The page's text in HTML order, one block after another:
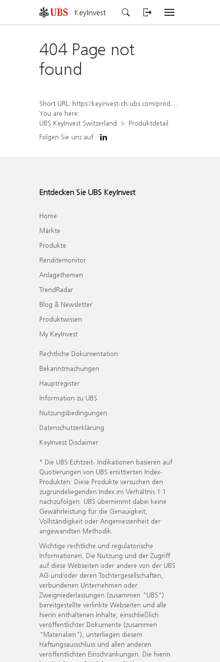
KeyInvest
404 Page not
found
Short URL: https://keyinvest-ch.ubs.com/produkt/detail/index/isin/CH1564666936
You are here:
UBS KeyInvest Switzerland
Produktdetail
Folgen Sie uns auf
Entdecken Sie UBS KeyInvest
Home
Märkte
Produkte
Renditemonitor
Anlagethemen
TrendRadar
Blog & Newsletter
Produktwissen
My KeyInvest
Rechtliche Dokumentation
Bekanntmachungen
Hauptregister
Information zu UBS
Nutzungsbedingungen
Datenschutzerklärung
KeyInvest Disclaimer
* Die UBS Echtzeit- Indikationen basieren auf
Quotierungen von UBS emittierten Index-
Produkten. Diese Produkte versuchen den
zugrundeliegenden Index im Verhältnis 1:1
nachzufolgen. UBS übernimmt dabei keine
Gewährleistung für die Genauigkeit,
Vollständigkeit oder Angemessenheit der
angewandten Methodik.
Wichtige rechtliche und regulatorische
Informationen. Die Nutzung und der Zugriff
auf diese Webseiten oder andere von der UBS
AG und/oder deren Tochtergesellschaften,
verbundenen Unternehmen oder
Zweigniederlassungen (zusammen "UBS")
bereitgestellte verlinkte Webseiten und alle
hierin enthaltenen Inhalte, einschließlich
veröffentlichter Dokumente (zusammen
"Materialien"), unterliegen diesem
Haftungsausschluss und allen anderen
veröffentlichten Einschränkungen. Die hierin